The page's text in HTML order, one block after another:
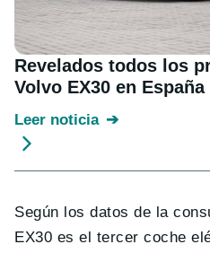
Revelados todos los
Volvo EX30 en España
Leer noticia
Según los datos de la
EX30 es el tercer coche